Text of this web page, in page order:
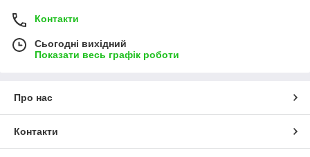
Контакти
Сьогодні вихідний
Показати весь графік роботи
Про нас
Контакти